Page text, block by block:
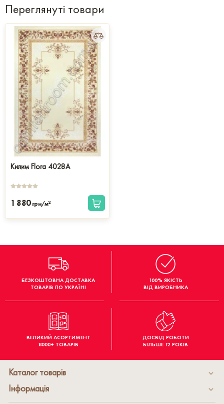
Переглянуті товари
Килим Flora 4028A
1 880 грн/м2
БЕЗКОШТОВНА ДОСТАВКА
ТОВАРІВ ПО УКРАЇНІ
100% ЯКІСТЬ
ВІД ВИРОБНИКА
ВЕЛИКИЙ АСОРТИМЕНТ
8000+ ТОВАРІВ
ДОСВІД РОБОТИ
БІЛЬШЕ 12 РОКІВ
Каталог товарів
Інформація